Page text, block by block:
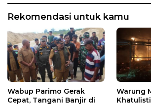
Rekomendasi untuk kamu
Wabup Parimo Gerak
Cepat, Tangani Banjir di
Warung